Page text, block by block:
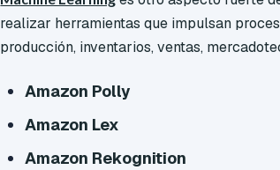
realizar herramientas que impulsan
producción, inventarios, ventas,
Amazon Polly
Amazon Lex
Amazon Rekognition